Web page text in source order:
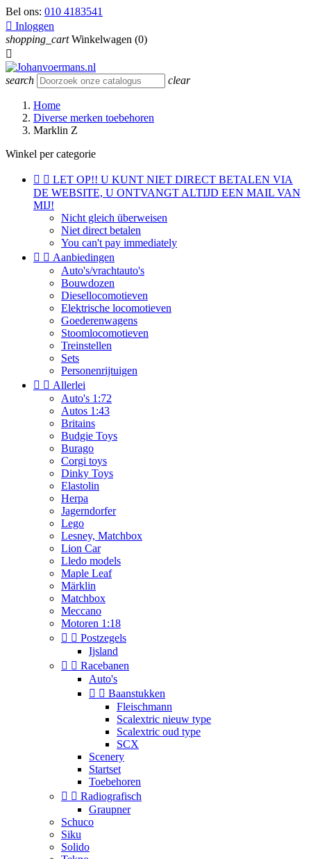
Bel ons: 010 4183541
 Inloggen
shopping_cart Winkelwagen (0)

search clear
Home
Diverse merken toebehoren
Marklin Z
Winkel per categorie
  LET OP!! U KUNT NIET DIRECT BETALEN VIA
DE WEBSITE, U ONTVANGT ALTIJD EEN MAIL VAN
MIJ!
Nicht gleich überweisen
Niet direct betalen
You can't pay immediately
  Aanbiedingen
Auto's/vrachtauto's
Bouwdozen
Diesellocomotieven
Elektrische locomotieven
Goederenwagens
Stoomlocomotieven
Treinstellen
Sets
Personenrijtuigen
  Allerlei
Auto's 1:72
Autos 1:43
Britains
Budgie Toys
Burago
Corgi toys
Dinky Toys
Elastolin
Herpa
Jagerndorfer
Lego
Lesney, Matchbox
Lion Car
Lledo models
Maple Leaf
Märklin
Matchbox
Meccano
Motoren 1:18
  Postzegels
Ijsland
  Racebanen
Auto's
  Baanstukken
Fleischmann
Scalextric nieuw type
Scalextric oud type
SCX
Scenery
Startset
Toebehoren
  Radiografisch
Graupner
Schuco
Siku
Solido